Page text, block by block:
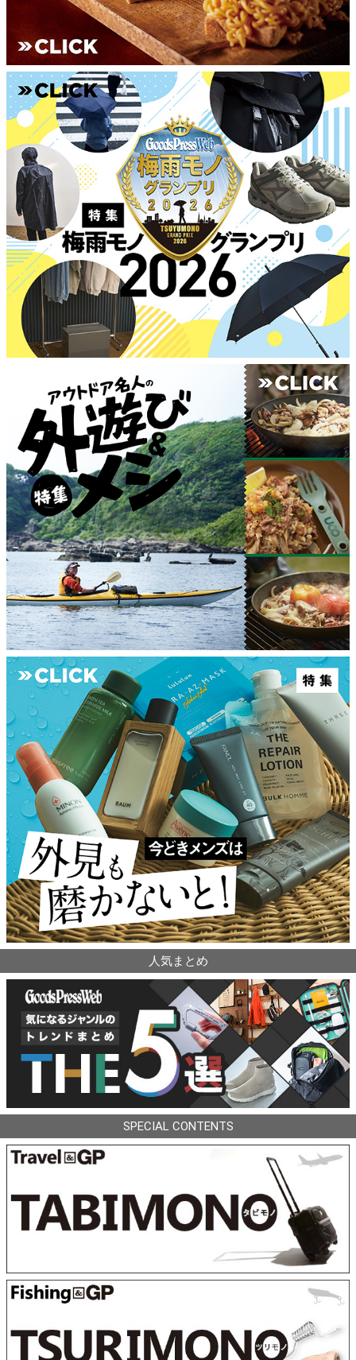
人気まとめ
SPECIAL CONTENTS